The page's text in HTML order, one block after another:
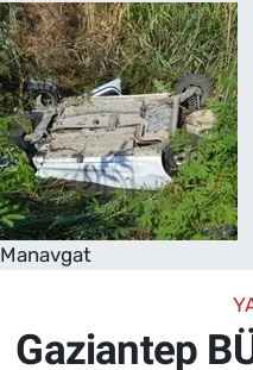
Manavgat
Gaziantep